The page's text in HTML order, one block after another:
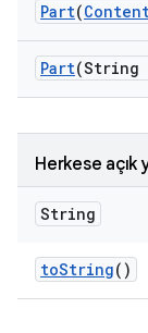
Part(
Part(String
Herkese
String
toString()